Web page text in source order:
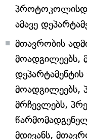
ამავე
მთავრობის
მოადგილეებს,
მოადგილეებს,
მრჩევლებს,
მდივანს,